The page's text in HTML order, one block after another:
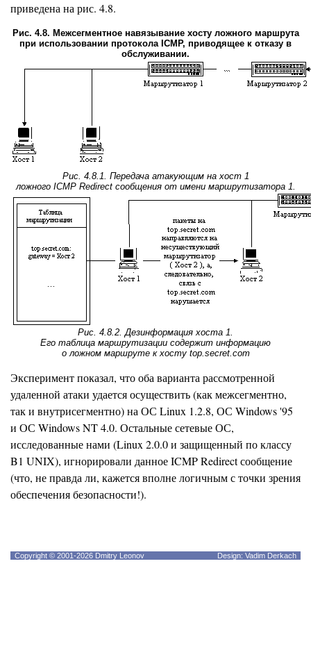
приведена на рис. 4.8.
Рис. 4.8. Межсегментное навязывание хосту ложного маршрута
при использовании протокола ICMP, приводящее к отказу в
обслуживании.
Рис. 4.8.1. Передача атакующим на хост 1
ложного ICMP Redirect сообщения от имени маршрутизатора 1.
Рис. 4.8.2. Дезинформация хоста 1.
Его таблица маршрутизации содержит информацию
о ложном маршруте к хосту top.secret.com
Эксперимент показал, что оба варианта рассмотренной
удаленной атаки удается осуществить (как межсегментно,
так и внутрисегментно) на ОС Linux 1.2.8, ОС Windows '95
и ОС Windows NT 4.0. Остальные сетевые ОС,
исследованные нами (Linux 2.0.0 и защищенный по классу
B1 UNIX), игнорировали данное ICMP Redirect сообщение
(что, не правда ли, кажется вполне логичным с точки зрения
обеспечения безопасности!).
Copyright © 2001-2026 Dmitry Leonov Design: Vadim Derkach